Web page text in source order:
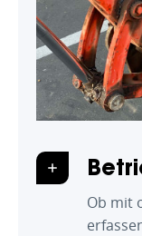
Ob mit